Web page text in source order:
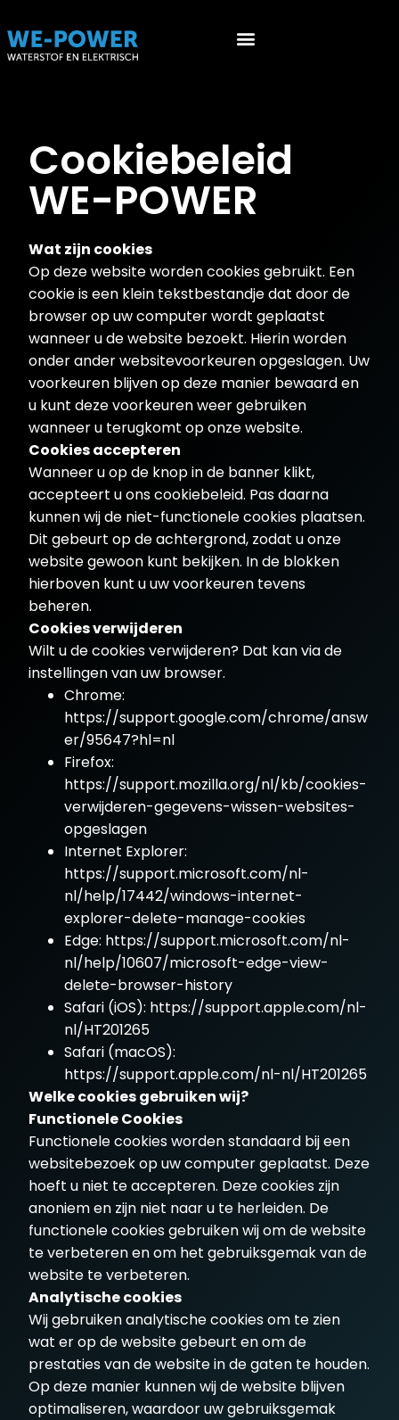
Cookiebeleid
WE-POWER
Wat zijn cookies
Op deze website worden cookies gebruikt. Een
cookie is een klein tekstbestandje dat door de
browser op uw computer wordt geplaatst
wanneer u de website bezoekt. Hierin worden
onder ander websitevoorkeuren opgeslagen. Uw
voorkeuren blijven op deze manier bewaard en
u kunt deze voorkeuren weer gebruiken
wanneer u terugkomt op onze website.
Cookies accepteren
Wanneer u op de knop in de banner klikt,
accepteert u ons cookiebeleid. Pas daarna
kunnen wij de niet-functionele cookies plaatsen.
Dit gebeurt op de achtergrond, zodat u onze
website gewoon kunt bekijken. In de blokken
hierboven kunt u uw voorkeuren tevens
beheren.
Cookies verwijderen
Wilt u de cookies verwijderen? Dat kan via de
instellingen van uw browser.
Chrome:
https://support.google.com/chrome/answ
er/95647?hl=nl
Firefox:
https://support.mozilla.org/nl/kb/cookies-
verwijderen-gegevens-wissen-websites-
opgeslagen
Internet Explorer:
https://support.microsoft.com/nl-
nl/help/17442/windows-internet-
explorer-delete-manage-cookies
Edge: https://support.microsoft.com/nl-
nl/help/10607/microsoft-edge-view-
delete-browser-history
Safari (iOS): https://support.apple.com/nl-
nl/HT201265
Safari (macOS):
https://support.apple.com/nl-nl/HT201265
Welke cookies gebruiken wij?
Functionele Cookies
Functionele cookies worden standaard bij een
websitebezoek op uw computer geplaatst. Deze
hoeft u niet te accepteren. Deze cookies zijn
anoniem en zijn niet naar u te herleiden. De
functionele cookies gebruiken wij om de website
te verbeteren en om het gebruiksgemak van de
website te verbeteren.
Analytische cookies
Wij gebruiken analytische cookies om te zien
wat er op de website gebeurt en om de
prestaties van de website in de gaten te houden.
Op deze manier kunnen wij de website blijven
optimaliseren, waardoor uw gebruiksgemak